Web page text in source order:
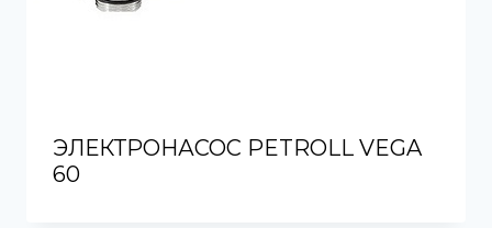
ЭЛЕКТРОНАСОС PETROLL VEGA
60